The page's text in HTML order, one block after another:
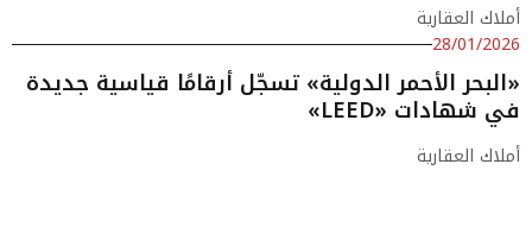
أملاك العقارية
28/01/2026
«البحر الأحمر الدولية» تسجّل أرقامًا قياسية جديدة
في شهادات «LEED»
أملاك العقارية